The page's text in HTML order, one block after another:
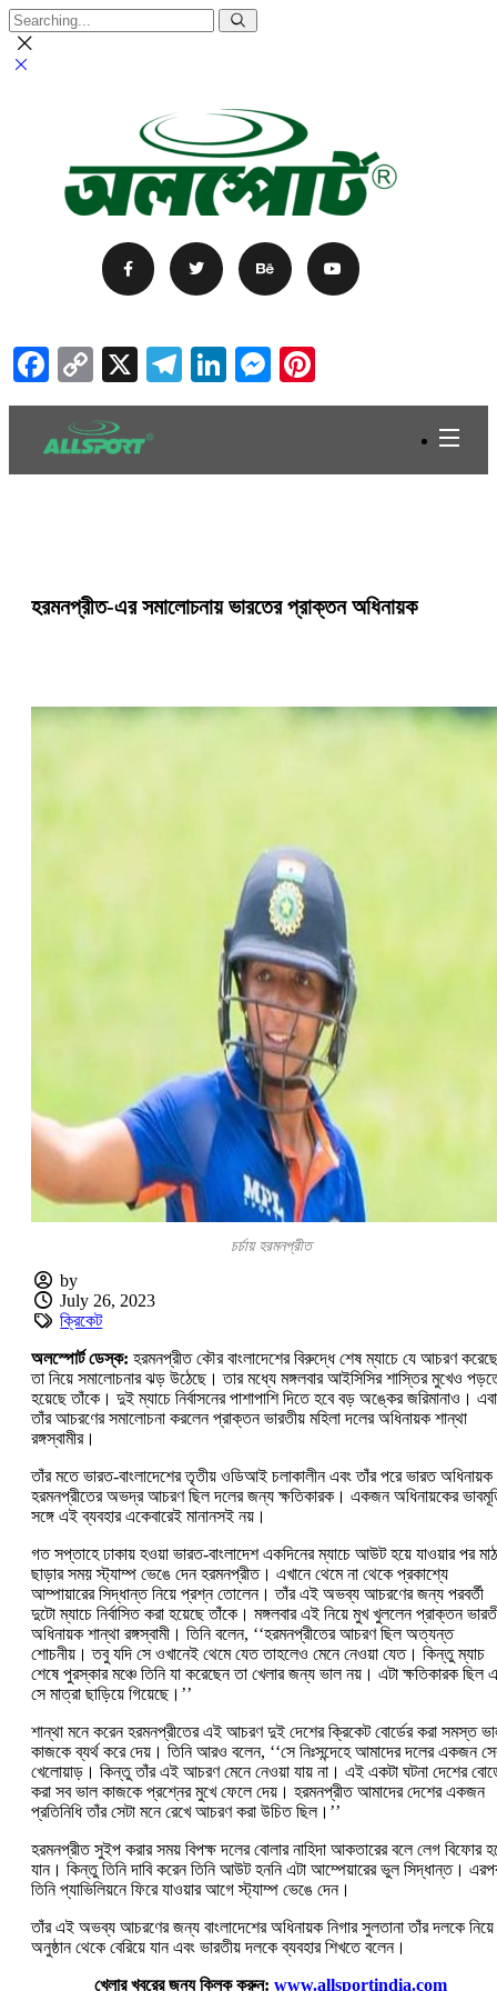
Facebook
Copy
Link
X Telegram
LinkedIn
Messenger
হরমনপ্রীত-এর সমালোচনায় ভারতের প্রাক্তন অধিনায়ক
চর্চায় হরমনপ্রীত
by
July 26, 2023
ক্রিকেট
অলস্পোর্ট ডেস্ক: হরমনপ্রীত কৌর বাংলাদেশের বিরুদ্ধে শেষ ম্যাচে যে আচরণ
তা নিয়ে সমালোচনার ঝড় উঠেছে। তার মধ্যে মঙ্গলবার আইসিসির শাস্তির মুখেও
হয়েছে তাঁকে। দুই ম্যাচে নির্বাসনের পাশাপাশি দিতে হবে বড় অঙ্কের জরিমানাও।
তাঁর আচরণের সমালোচনা করলেন প্রাক্তন ভারতীয় মহিলা দলের অধিনায়ক শান্থা
রঙ্গস্বামীর।
তাঁর মতে ভারত-বাংলাদেশের তৃতীয় ওডিআই চলাকালীন এবং তাঁর পরে ভারত অধিনায়ক
হরমনপ্রীতের অভদ্র আচরণ ছিল দলের জন্য ক্ষতিকারক। একজন অধিনায়কের
সঙ্গে এই ব্যবহার একেবারেই মানানসই নয়।
গত সপ্তাহে ঢাকায় হওয়া ভারত-বাংলাদেশ একদিনের ম্যাচে আউট হয়ে যাওয়ার পর মাঠ
ছাড়ার সময় স্ট্যাম্প ভেঙে দেন হরমনপ্রীত। এখানে থেমে না থেকে প্রকাশ্যে
আম্পায়ারের সিদ্ধান্ত নিয়ে প্রশ্ন তোলেন। তাঁর এই অভব্য আচরণের জন্য পরবর্তী
দুটো ম্যাচে নির্বাসিত করা হয়েছে তাঁকে। মঙ্গলবার এই নিয়ে মুখ খুললেন প্রাক্তন
অধিনায়ক শান্থা রঙ্গস্বামী। তিনি বলেন, ‘‘হরমনপ্রীতের আচরণ ছিল অত্যন্ত
শোচনীয়। তবু যদি সে ওখানেই থেমে যেত তাহলেও মেনে নেওয়া যেত। কিন্তু ম্যাচ
শেষে পুরস্কার মঞ্চে তিনি যা করেছেন তা খেলার জন্য ভাল নয়। এটা ক্ষতিকারক ছিল
সে মাত্রা ছাড়িয়ে গিয়েছে।’’
শান্থা মনে করেন হরমনপ্রীতের এই আচরণ দুই দেশের ক্রিকেট বোর্ডের করা সমস্ত
কাজকে ব্যর্থ করে দেয়। তিনি আরও বলেন, ‘‘সে নিঃসন্দেহে আমাদের দলের একজন
খেলোয়াড়। কিন্তু তাঁর এই আচরণ মেনে নেওয়া যায় না। এই একটা ঘটনা দেশের
করা সব ভাল কাজকে প্রশ্নের মুখে ফেলে দেয়। হরমনপ্রীত আমাদের দেশের একজন
প্রতিনিধি তাঁর সেটা মনে রেখে আচরণ করা উচিত ছিল।’’
হরমনপ্রীত সুইপ করার সময় বিপক্ষ দলের বোলার নাহিদা আকতারের বলে লেগ বিফোর
যান। কিন্তু তিনি দাবি করেন তিনি আউট হননি এটা আম্পেয়ারের ভুল সিদ্ধান্ত।
তিনি প্যাভিলিয়নে ফিরে যাওয়ার আগে স্ট্যাম্প ভেঙে দেন।
তাঁর এই অভব্য আচরণের জন্য বাংলাদেশের অধিনায়ক নিগার সুলতানা তাঁর দলকে নিয়ে
অনুষ্ঠান থেকে বেরিয়ে যান এবং ভারতীয় দলকে ব্যবহার শিখতে বলেন।
খেলার খবরের জন্য ক্লিক করুন: www.allsportindia.com